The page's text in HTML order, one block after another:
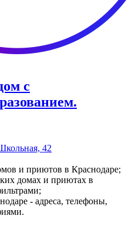
с
42
и приютов в Краснодаре;
домах и приютах в
- адреса, телефоны,